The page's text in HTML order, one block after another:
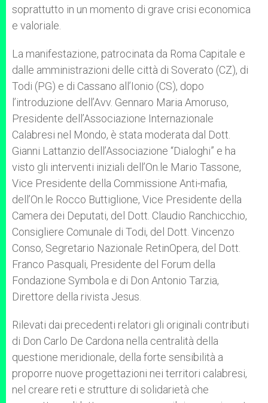
soprattutto in un momento di grave crisi economica
e valoriale.
La manifestazione, patrocinata da Roma Capitale e
dalle amministrazioni delle città di Soverato (CZ), di
Todi (PG) e di Cassano all’Ionio (CS), dopo
l’introduzione dell’Avv. Gennaro Maria Amoruso,
Presidente dell’Associazione Internazionale
Calabresi nel Mondo, è stata moderata dal Dott.
Gianni Lattanzio dell’Associazione “Dialoghi” e ha
visto gli interventi iniziali dell’On.le Mario Tassone,
Vice Presidente della Commissione Anti-mafia,
dell’On.le Rocco Buttiglione, Vice Presidente della
Camera dei Deputati, del Dott. Claudio Ranchicchio,
Consigliere Comunale di Todi, del Dott. Vincenzo
Conso, Segretario Nazionale RetinOpera, del Dott.
Franco Pasquali, Presidente del Forum della
Fondazione Symbola e di Don Antonio Tarzia,
Direttore della rivista Jesus.
Rilevati dai precedenti relatori gli originali contributi
di Don Carlo De Cardona nella centralità della
questione meridionale, della forte sensibilità a
proporre nuove progettazioni nei territori calabresi,
nel creare reti e strutture di solidarietà che